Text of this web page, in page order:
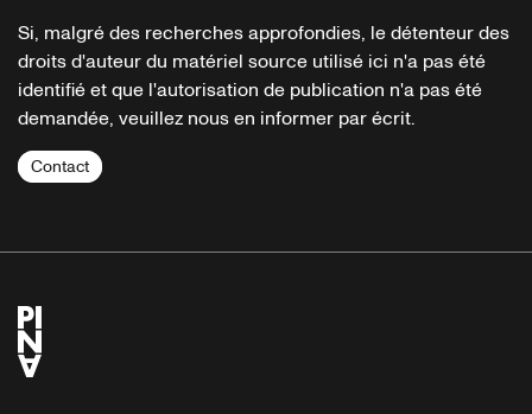
Si, malgré des recherches approfondies, le détenteur des
droits d'auteur du matériel source utilisé ici n'a pas été
identifié et que l'autorisation de publication n'a pas été
demandée, veuillez nous en informer par écrit.
Contact